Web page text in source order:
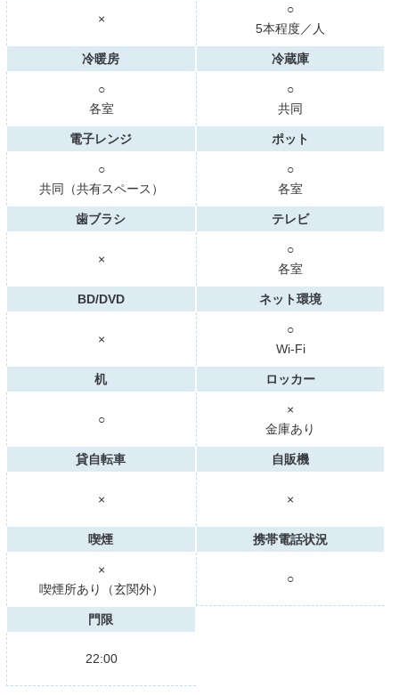
×
○
5本程度／人
冷暖房
○
各室
冷蔵庫
○
共同
電子レンジ
○
共同（共有スペース）
ポット
○
各室
歯ブラシ
×
テレビ
○
各室
BD/DVD
×
ネット環境
○
Wi-Fi
机
○
ロッカー
×
金庫あり
貸自転車
×
自販機
×
喫煙
×
喫煙所あり（玄関外）
携帯電話状況
○
門限
22:00